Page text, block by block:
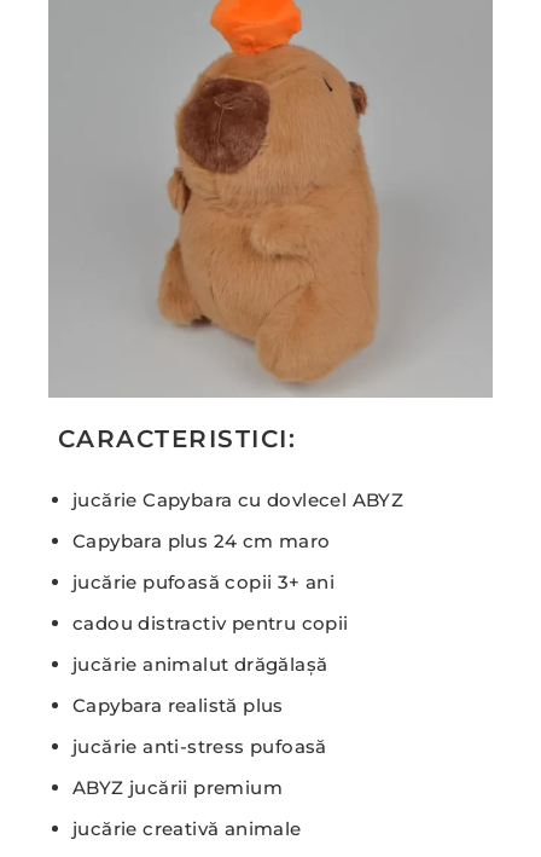
CARACTERISTICI:
jucărie Capybara cu dovlecel ABYZ
Capybara plus 24 cm maro
jucărie pufoasă copii 3+ ani
cadou distractiv pentru copii
jucărie animalut drăgălașă
Capybara realistă plus
jucărie anti-stress pufoasă
ABYZ jucării premium
jucărie creativă animale